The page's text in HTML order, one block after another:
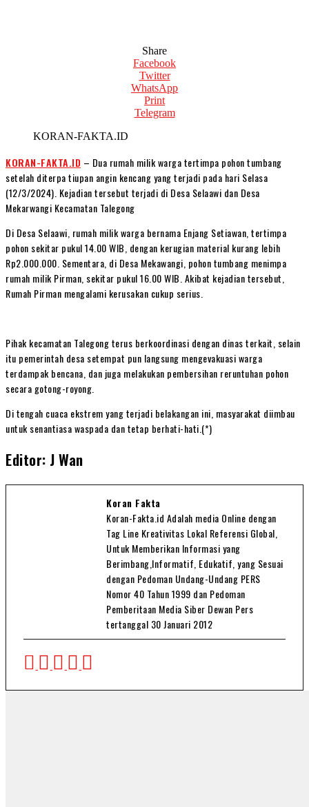
Share
Facebook
Twitter
WhatsApp
Print
Telegram
KORAN-FAKTA.ID
KORAN-FAKTA.ID – Dua rumah milik warga tertimpa pohon tumbang
setelah diterpa tiupan angin kencang yang terjadi pada hari Selasa
(12/3/2024). Kejadian tersebut terjadi di Desa Selaawi dan Desa
Mekarwangi Kecamatan Talegong
Di Desa Selaawi, rumah milik warga bernama Enjang Setiawan, tertimpa
pohon sekitar pukul 14.00 WIB, dengan kerugian material kurang lebih
Rp2.000.000. Sementara, di Desa Mekawangi, pohon tumbang menimpa
rumah milik Pirman, sekitar pukul 16.00 WIB. Akibat kejadian tersebut,
Rumah Pirman mengalami kerusakan cukup serius.
Pihak kecamatan Talegong terus berkoordinasi dengan dinas terkait, selain
itu pemerintah desa setempat pun langsung mengevakuasi warga
terdampak bencana, dan juga melakukan pembersihan reruntuhan pohon
secara gotong-royong.
Di tengah cuaca ekstrem yang terjadi belakangan ini, masyarakat diimbau
untuk senantiasa waspada dan tetap berhati-hati.(*)
Editor: J Wan
Koran Fakta
Koran-Fakta.id Adalah media Online dengan
Tag Line Kreativitas Lokal Referensi Global,
Untuk Memberikan Informasi yang
Berimbang,Informatif, Edukatif, yang Sesuai
dengan Pedoman Undang-Undang PERS
Nomor 40 Tahun 1999 dan Pedoman
Pemberitaan Media Siber Dewan Pers
tertanggal 30 Januari 2012